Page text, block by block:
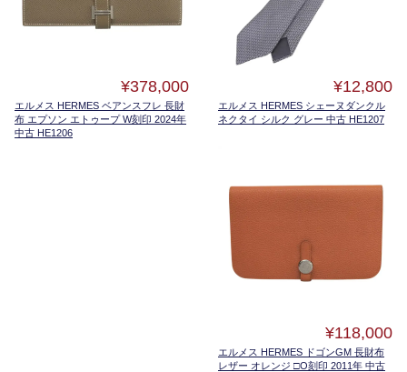
¥378,000
エルメス HERMES ベアンスフレ 長財
布 エプソン エトゥープ W刻印 2024年
中古 HE1206
¥12,800
エルメス HERMES シェーヌダンクル
ネクタイ シルク グレー 中古 HE1207
¥118,000
エルメス HERMES ドゴンGM 長財布
レザー オレンジ □O刻印 2011年 中古